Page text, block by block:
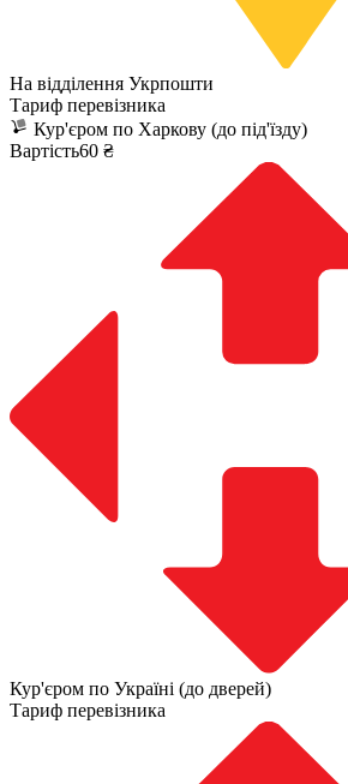
На відділення Укрпошти
Тариф перевізника
Кур'єром по Харкову (до під'їзду)
Вартість60 ₴
Кур'єром по Україні (до дверей)
Тариф перевізника